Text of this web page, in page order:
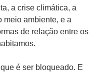
a crise climática, a
meio ambiente, e a
de relação entre os
é ser bloqueado. E